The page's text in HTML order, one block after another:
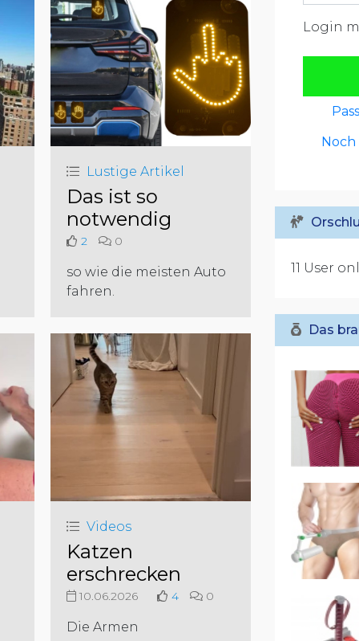
Lustige Artikel
Das ist so
notwendig
2 0
so wie die meisten Auto
fahren.
Videos
Katzen
erschrecken
10.06.2026 4 0
Die Armen
Login
11 User
Das